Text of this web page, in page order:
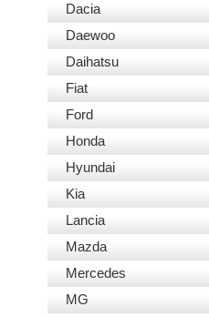
Dacia
Daewoo
Daihatsu
Fiat
Ford
Honda
Hyundai
Kia
Lancia
Mazda
Mercedes
MG